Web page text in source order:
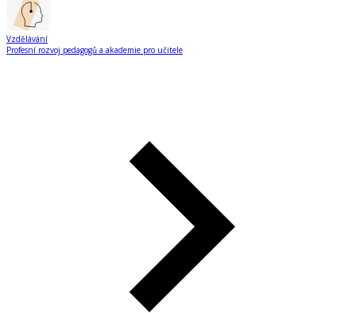
Vzdělávání
Profesní rozvoj pedagogů a akademie pro učitele